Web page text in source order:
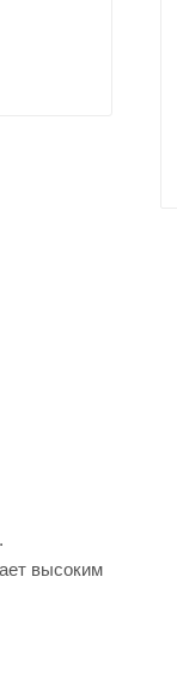
высоким